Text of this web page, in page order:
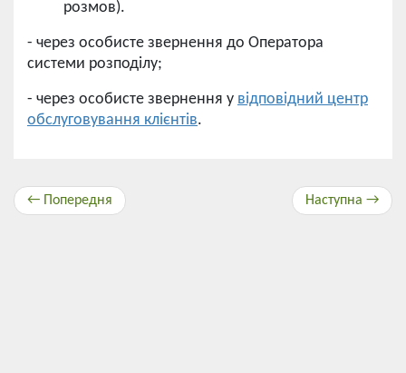
розмов).
- через особисте звернення до Оператора
системи розподілу;
- через особисте звернення у відповідний центр
обслуговування клієнтів.
← Попередня Наступна →